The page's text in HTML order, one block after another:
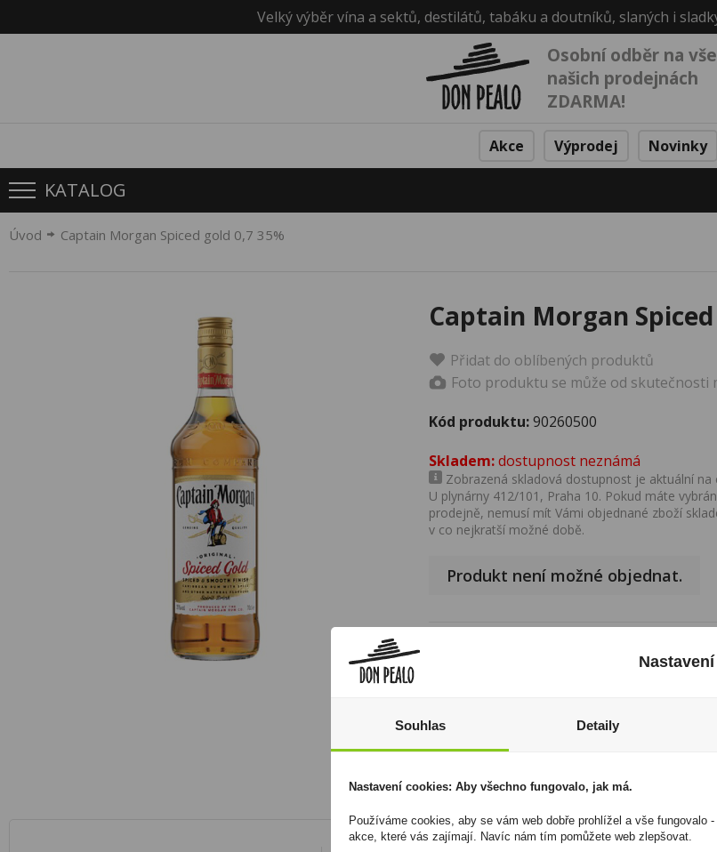
Velký výběr vína a sektů, destilátů, tabáku a doutníků, slaných i
Osobní odběr na
našich prodejnách
ZDARMA!
Akce Výprodej Novinky
KATALOG
Úvod Captain Morgan Spiced gold 0,7 35%
Captain Morgan
Přidat do oblíbených produktů
Foto produktu se může od skutečnosti
Kód produktu:90260500
Skladem:dostupnost neznámá
Zobrazená skladová dostupnost je aktuální
U plynárny 412/101, Praha 10. Pokud máte
prodejně, nemusí mít Vámi objednané zboží
v co nejkratší možné době.
Produkt není možné objednat.
I přesto, že jsou informace o výrobcích
odpovědnost za jakékoliv nesprávné informace.
zákona. Tyto informace jsou podávány pouze
kopírovány bez předchozího souhlasu DonPealo
Souhlas Detaily
Nastavení cookies: Aby všechno fungovalo, jak má.
Používáme cookies, aby se vám web dobře prohlížel a vše fungovalo
akce, které vás zajímají. Navíc nám tím pomůžete web zlepšovat.